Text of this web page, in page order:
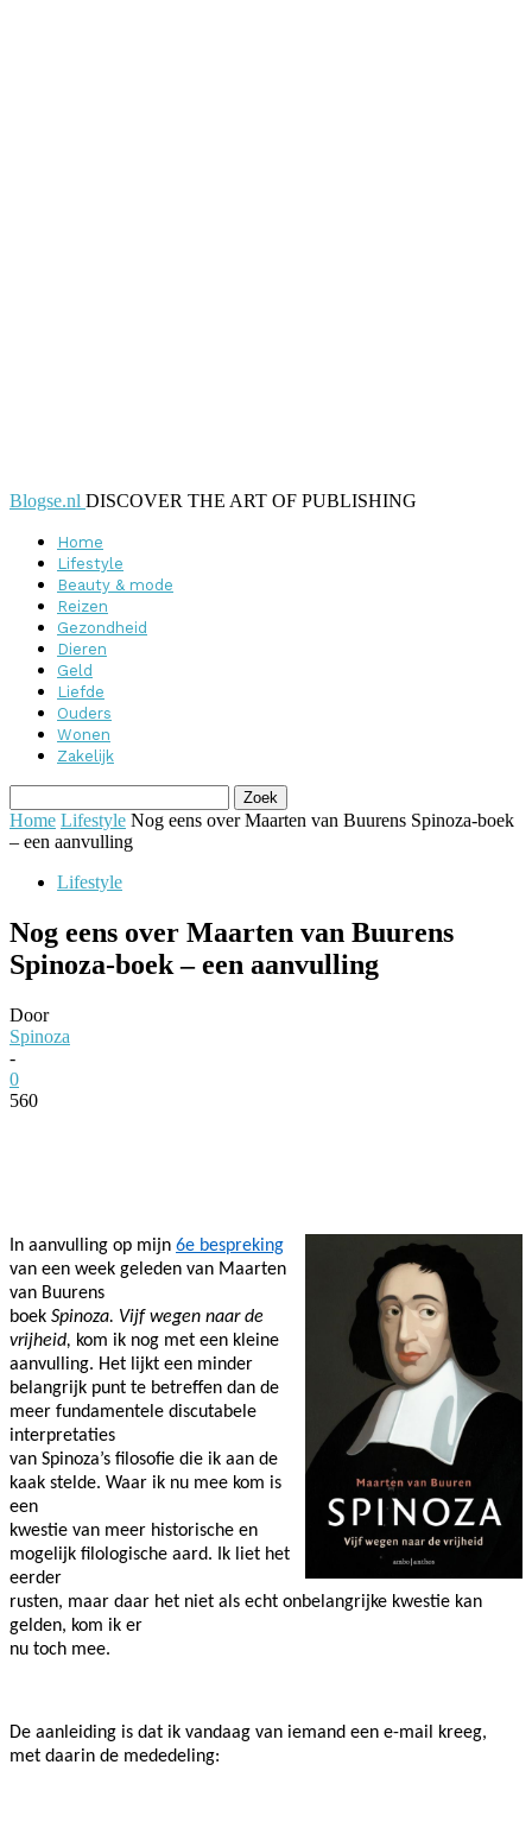
Blogse.nl DISCOVER THE ART OF PUBLISHING
Home
Lifestyle
Beauty & mode
Reizen
Gezondheid
Dieren
Geld
Liefde
Ouders
Wonen
Zakelijk
Home Lifestyle Nog eens over Maarten van Buurens Spinoza-boek
– een aanvulling
Lifestyle
Nog eens over Maarten van Buurens
Spinoza-boek – een aanvulling
Door
Spinoza
-
0
560
In aanvulling op mijn 6e bespreking
van een week geleden van Maarten
van Buurens
boek Spinoza. Vijf wegen naar de
vrijheid, kom ik nog met een kleine
aanvulling. Het lijkt een minder
belangrijk punt te betreffen dan de
meer fundamentele discutabele
interpretaties
van Spinoza’s filosofie die ik aan de
kaak stelde. Waar ik nu mee kom is
een
kwestie van meer historische en
mogelijk filologische aard. Ik liet het
eerder
rusten, maar daar het niet als echt onbelangrijke kwestie kan
gelden, kom ik er
nu toch mee.
De aanleiding is dat ik vandaag van iemand een e-mail kreeg,
met daarin de mededeling: